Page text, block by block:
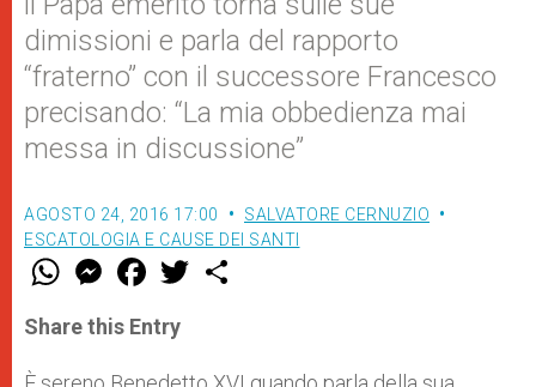
dimissioni e parla del rapporto
“fraterno” con il successore Francesco
precisando: “La mia obbedienza mai
messa in discussione”
AGOSTO 24, 2016 17:00
SALVATORE CERNUZIO
ESCATOLOGIA E CAUSE DEI SANTI
W
t
s
p
M
e
s
e
g
F
a
e
b
o
w
r
Share this Entry